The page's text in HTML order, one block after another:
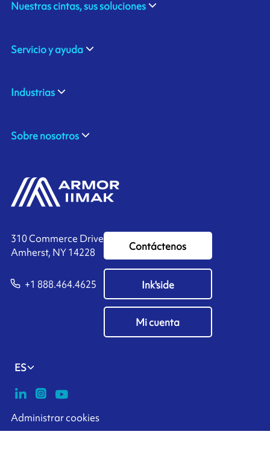
310 Commerce Drive
Amherst, NY 14228
+1 888.464.4625
Contáctenos
Ink'side
Mi cuenta
ES
Administrar cookies
Nuestras cintas, sus soluciones
Servicio y ayuda
Industrias
Sobre nosotros